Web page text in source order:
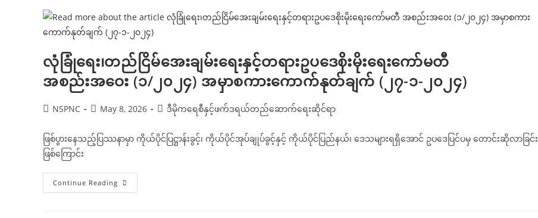
ဦးမင်း
အောင်လှိုင်
ပြည်ထောင်စု
အစိုးရအဖွဲ့
တွင်
ပြော
ကြား
သည့်
အမှာ
ကောက်နုတ်ချက်
(၂၆-၅-၂၀၂၆)
လုံခြုံရေး၊တည်ငြိမ်အေးချမ်းရေးနှင့်တရားဥပဒေစိုးမိုးရေးကော်မတီ
အစည်းအဝေး (၁/၂၀၂၄) အမှာစကားကောက်နုတ်ချက် (၂၇-၁-၂၀၂၄)
PostNSPNC
PostMay 8, 2026
Postဒီမိုကရေစီနှင့်ဖက်ဒရယ်တည်ဆောက်ရေးဆိုင်ရာ
ဖြစ်ပွားနေသည့်ပြဿနာမှာ ကိုယ်ပိုင်ပြဋ္ဌာန်းခွင့်၊ ကိုယ်ပိုင်အုပ်ချုပ်ခွင့်နှင့် ကိုယ်ပိုင်ပြည်နယ်၊ ဒေသများရရှိအောင် ဥပဒေပြင်ပမှ တောင်းဆိုလာခြင်း
ဖြစ်ကြောင်း
Continue Reading လုံခြုံရေး၊
တည်ငြိမ်